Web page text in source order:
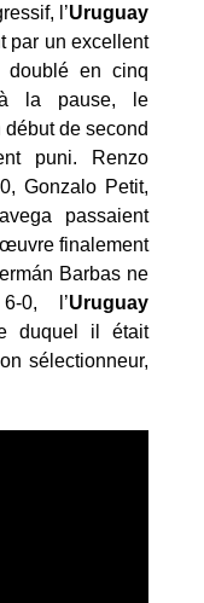
l’Uruguay
par un excellent
doublé en cinq
à la pause, le
de second
puni. Renzo
Gonzalo Petit,
passaient
finalement
Barbas ne
0, l’Uruguay
duquel il était
sélectionneur,